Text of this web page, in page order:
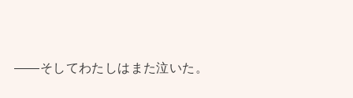
——そしてわたしはまた泣いた。